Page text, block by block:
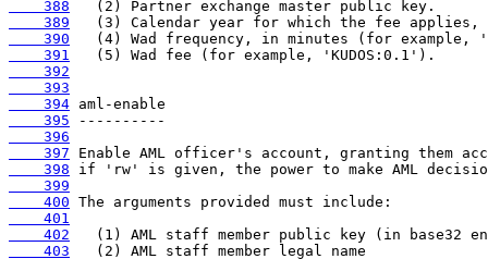
    388
    389
    390
    391
    392
    393
    394
    395
    396
    397
    398
    399
    400
    401
    402
    403